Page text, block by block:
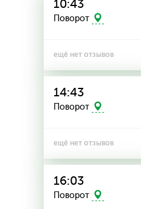
10:43
Поворот
ещё нет отзывов
14:43
Поворот
ещё нет отзывов
16:03
Поворот